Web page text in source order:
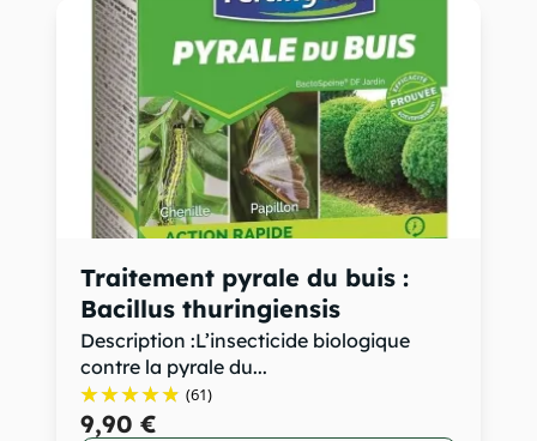
Traitement pyrale du buis :
Bacillus thuringiensis
Description :L’insecticide biologique
contre la pyrale du...
(61)
9,90 €